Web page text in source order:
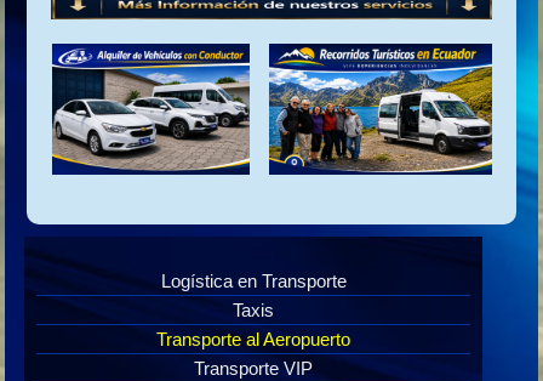
Logística en Transporte
Taxis
Transporte al Aeropuerto
Transporte VIP